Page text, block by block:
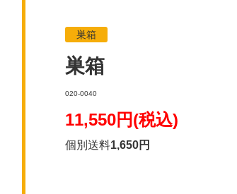
巣箱
巣箱
020-0040
11,550円(税込)
個別送料1,650円